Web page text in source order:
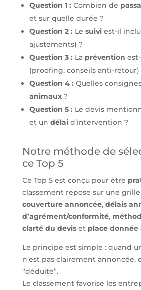
Question 1 : Combien de
et sur quelle durée ?
Question 2 : Le suiviest-il
ajustements) ?
Question 3 : La prévention
(proofing, conseils anti-retour)
Question 4 : Quelles
animaux?
Question 5 : Le devis
et un délaid’intervention ?
Notre méthode de
ce Top 5
Ce Top 5 est conçu pour être
classement repose sur une
couverture annoncée, délais
d’agrément/conformité,
clarté du deviset place donnée
Le principe est simple : quand
n’est pas clairement annoncée,
“déduite”.
Le classement favorise les